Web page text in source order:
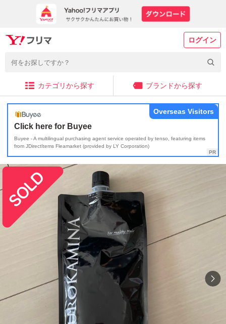
ログイン
カテゴリから探す ブランドから探す
Click here for Buyee
Buyee - A multilingual purchasing agent service operated by tenso, featuring items
from JDirectItems Fleamarket (provided by LY Corporation)
Overseas Visitors